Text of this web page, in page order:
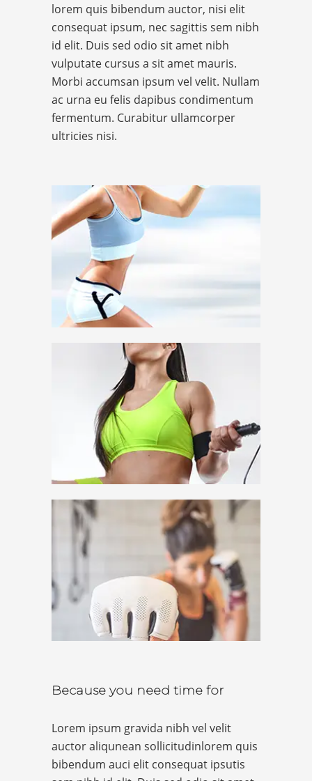
lorem quis bibendum auctor, nisi elit
consequat ipsum, nec sagittis sem nibh
id elit. Duis sed odio sit amet nibh
vulputate cursus a sit amet mauris.
Morbi accumsan ipsum vel velit. Nullam
ac urna eu felis dapibus condimentum
fermentum. Curabitur ullamcorper
ultricies nisi.
Because you need time for
Lorem ipsum gravida nibh vel velit
auctor aliqunean sollicitudinlorem quis
bibendum auci elit consequat ipsutis